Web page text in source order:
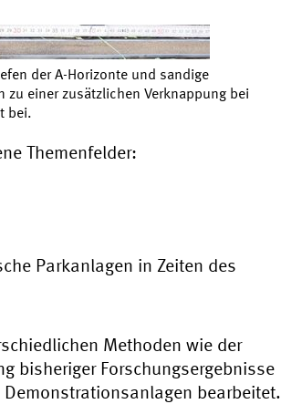
der A-Horizonte und sandige
zu einer zusätzlichen Verknappung bei
bei.
Themenfelder:
Parkanlagen in Zeiten des
Methoden wie der
bisheriger Forschungsergebnisse
bearbeitet.